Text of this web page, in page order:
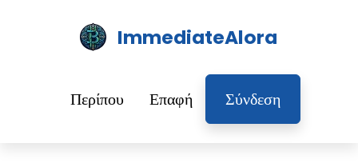
ImmediateAlora
Περίπου Επαφή Σύνδεση